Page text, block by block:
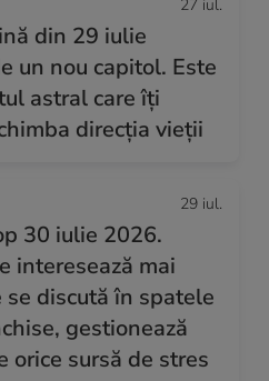
27 iul.
din 29 iulie
un nou capitol. Este
astral care îți
direcția vieții
29 iul.
30 iulie 2026.
interesează mai
se discută în spatele
gestionează
orice sursă de stres